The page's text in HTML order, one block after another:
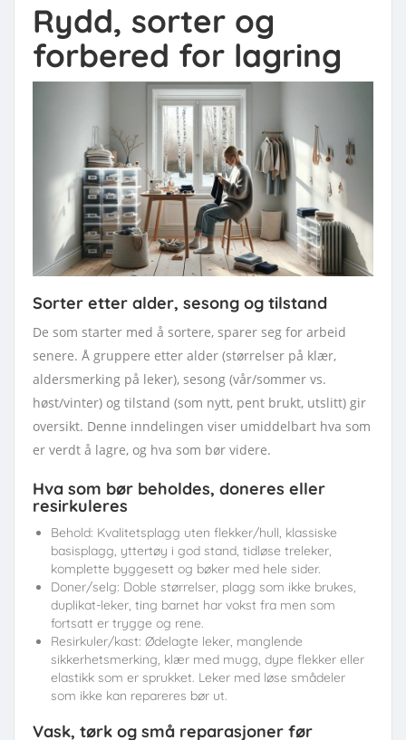
Rydd, sorter og
forbered for lagring
Sorter etter alder, sesong og tilstand
De som starter med å sortere, sparer seg for arbeid
senere. Å gruppere etter alder (størrelser på klær,
aldersmerking på leker), sesong (vår/sommer vs.
høst/vinter) og tilstand (som nytt, pent brukt, utslitt) gir
oversikt. Denne inndelingen viser umiddelbart hva som
er verdt å lagre, og hva som bør videre.
Hva som bør beholdes, doneres eller
resirkuleres
Behold: Kvalitetsplagg uten flekker/hull, klassiske
basisplagg, yttertøy i god stand, tidløse treleker,
komplette byggesett og bøker med hele sider.
Doner/selg: Doble størrelser, plagg som ikke brukes,
duplikat-leker, ting barnet har vokst fra men som
fortsatt er trygge og rene.
Resirkuler/kast: Ødelagte leker, manglende
sikkerhetsmerking, klær med mugg, dype flekker eller
elastikk som er sprukket. Leker med løse smådeler
som ikke kan repareres bør ut.
Vask, tørk og små reparasjoner før